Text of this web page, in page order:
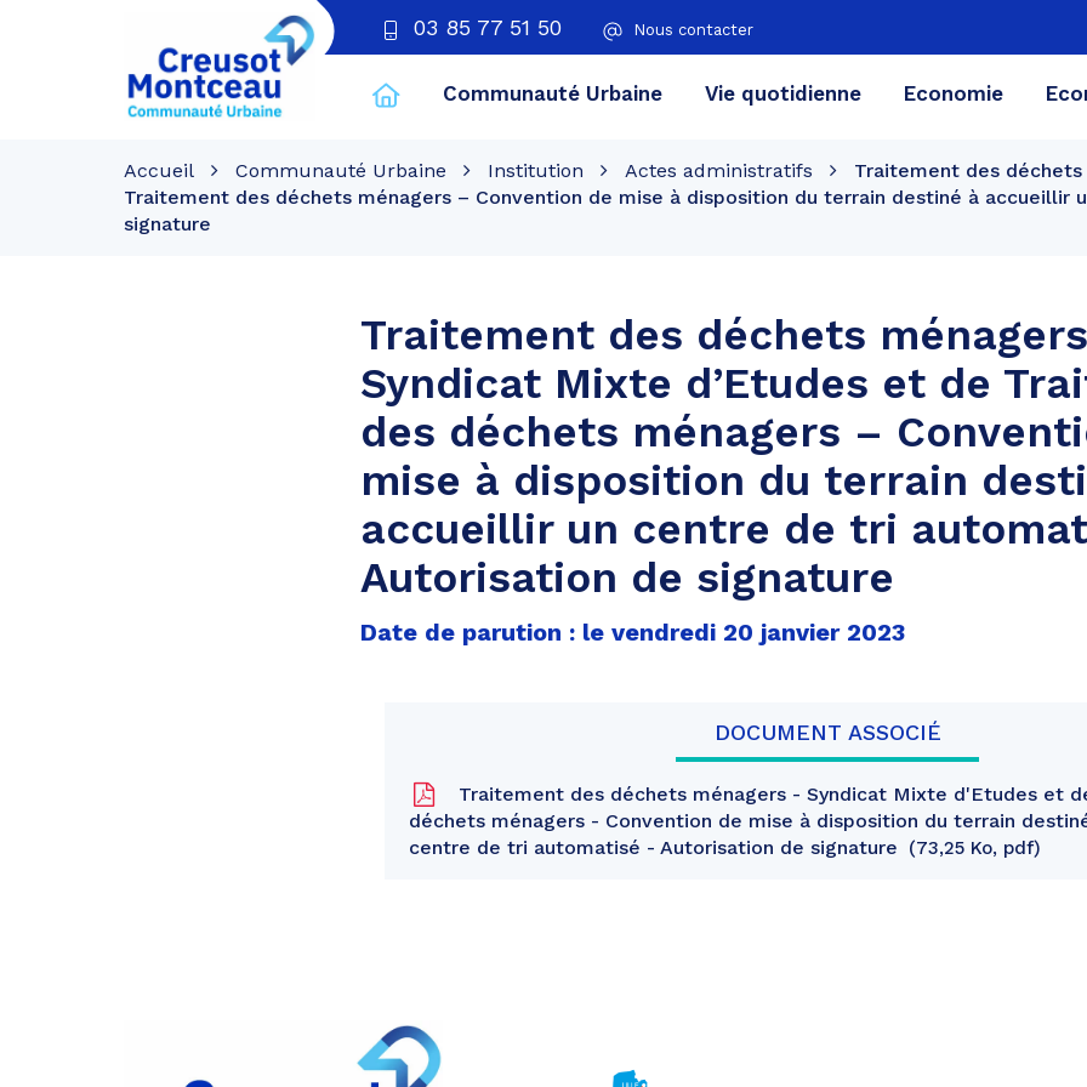
03 85 77 51 50 Nous contacter
Creusot
Montceau
Communauté Urbaine Vie quotidienne Economie
Accueil Communauté Urbaine Institution Actes administratifs
Traitement des
Traitement des déchets ménagers – Convention de mise à disposition du terrain destiné à accueillir
signature
Traitement des déchets
Syndicat Mixte d’Etudes et de
des déchets ménagers –
mise à disposition du terrain
accueillir un centre de tri
Autorisation de signature
Date de parution : le vendredi 20 janvier 2023
DOCUMENT ASSOCIÉ
Traitement des déchets ménagers - Syndicat Mixte d'Etudes et
déchets ménagers - Convention de mise à disposition du terrain
centre de tri automatisé - Autorisation de signature
73,25 Ko, pdf
Partager